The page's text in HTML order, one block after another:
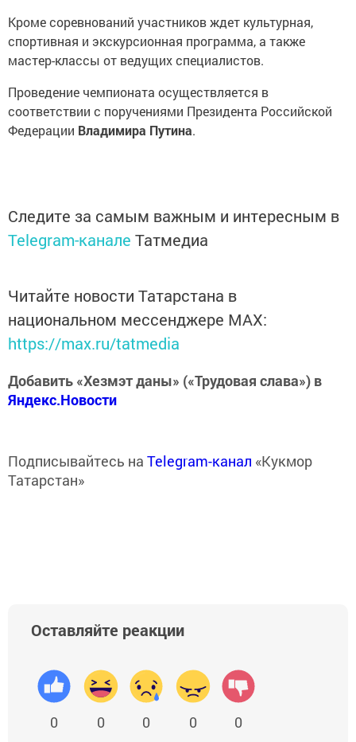
Кроме соревнований участников ждет культурная,
спортивная и экскурсионная программа, а также
мастер-классы от ведущих специалистов.
Проведение чемпионата осуществляется в
соответствии с поручениями Президента Российской
Федерации Владимира Путина.
Следите за самым важным и интересным в
Telegram-канале Татмедиа
Читайте новости Татарстана в
национальном мессенджере MАХ:
https://max.ru/tatmedia
Добавить «Хезмэт даны» («Трудовая слава») в
Яндекс.Новости
Подписывайтесь на Telegram-канал «Кукмор
Татарстан»
Оставляйте реакции
0 0 0 0 0